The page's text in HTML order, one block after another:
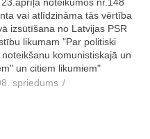
vai atlīdzināma tās vērtība
izsūtīšana no Latvijas PSR
likumam "Par politiski
komunistiskajā un
un citiem likumiem"
spriedums /